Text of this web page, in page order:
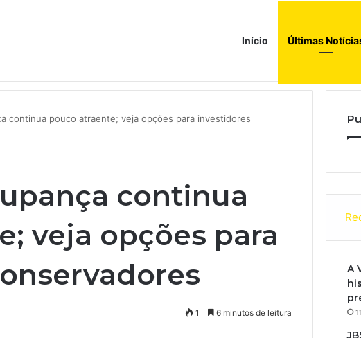
Início Últimas
Indonésia como sócio em operação de US$ 2,5 bilhões
continua pouco atraente; veja opções para investidores
continua
veja opções para
1 6 minutos de leitura
A